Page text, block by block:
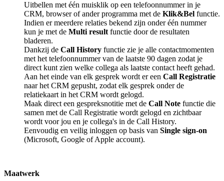
Uitbellen met één muisklik op een telefoonnummer in je
CRM, browser of ander programma met de Klik&Bel functie.
Indien er meerdere relaties bekend zijn onder één nummer
kun je met de Multi result functie door de resultaten
bladeren.
Dankzij de Call History functie zie je alle contactmomenten
met het telefoonnummer van de laatste 90 dagen zodat je
direct kunt zien welke collega als laatste contact heeft gehad.
Aan het einde van elk gesprek wordt er een Call Registratie
naar het CRM gepusht, zodat elk gesprek onder de
relatiekaart in het CRM wordt gelogd.
Maak direct een gespreksnotitie met de Call Note functie die
samen met de Call Registratie wordt gelogd en zichtbaar
wordt voor jou en je collega's in de Call History.
Eenvoudig en veilig inloggen op basis van Single sign-on
(Microsoft, Google of Apple account).
Maatwerk